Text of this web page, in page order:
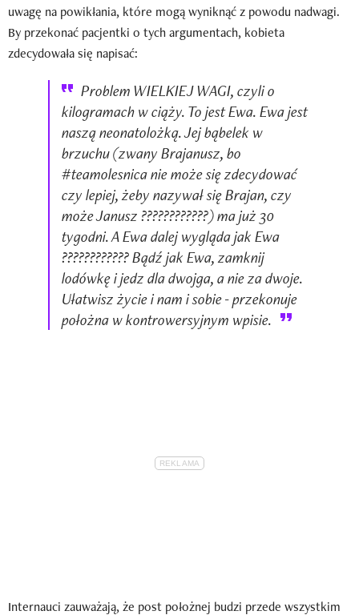
uwagę na powikłania, które mogą wyniknąć z powodu nadwagi.
By przekonać pacjentki o tych argumentach, kobieta
zdecydowała się napisać:
Problem WIELKIEJ WAGI, czyli o
kilogramach w ciąży. To jest Ewa. Ewa jest
naszą neonatolożką. Jej bąbelek w
brzuchu (zwany Brajanusz, bo
#teamolesnica nie może się zdecydować
czy lepiej, żeby nazywał się Brajan, czy
może Janusz ????????????) ma już 30
tygodni. A Ewa dalej wygląda jak Ewa
???????????? Bądź jak Ewa, zamknij
lodówkę i jedz dla dwojga, a nie za dwoje.
Ułatwisz życie i nam i sobie - przekonuje
położna w kontrowersyjnym wpisie.
Internauci zauważają, że post położnej budzi przede wszystkim